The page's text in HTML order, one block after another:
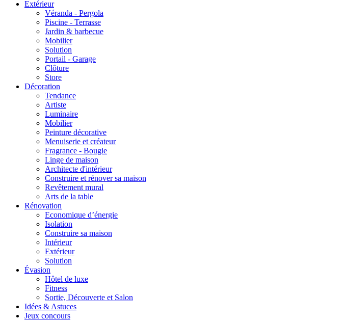
Extérieur
Véranda - Pergola
Piscine - Terrasse
Jardin & barbecue
Mobilier
Solution
Portail - Garage
Clôture
Store
Décoration
Tendance
Artiste
Luminaire
Mobilier
Peinture décorative
Menuiserie et créateur
Fragrance - Bougie
Linge de maison
Architecte d'intérieur
Construire et rénover sa maison
Revêtement mural
Arts de la table
Rénovation
Economique d’énergie
Isolation
Construire sa maison
Intérieur
Extérieur
Solution
Évasion
Hôtel de luxe
Fitness
Sortie, Découverte et Salon
Idées & Astuces
Jeux concours